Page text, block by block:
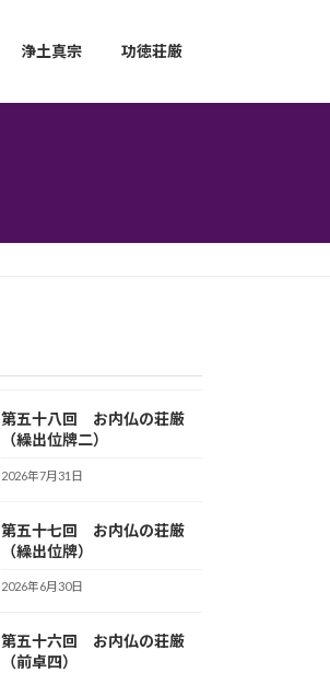
浄土真宗 功徳荘厳
第五十八回 お内仏の荘厳
（繰出位牌二）
2026年7月31日
第五十七回 お内仏の荘厳
（繰出位牌）
2026年6月30日
第五十六回 お内仏の荘厳
（前卓四）